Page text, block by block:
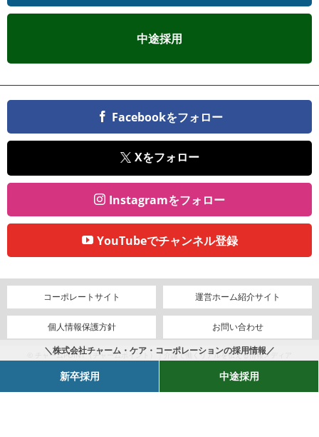
＼株式会社チャーム・ケア・コーポレーションの採用情報／
新卒採用 中途採用
中途採用
Facebookをフォロー
Xをフォロー
Instagramをフォロー
YouTubeでチャンネル登録
コーポレートサイト 運営ホーム紹介サイト
個人情報保護方針 お問い合わせ
© チャームPOINT（チャームポイント）｜介護で働くリアルを伝える情報メディア